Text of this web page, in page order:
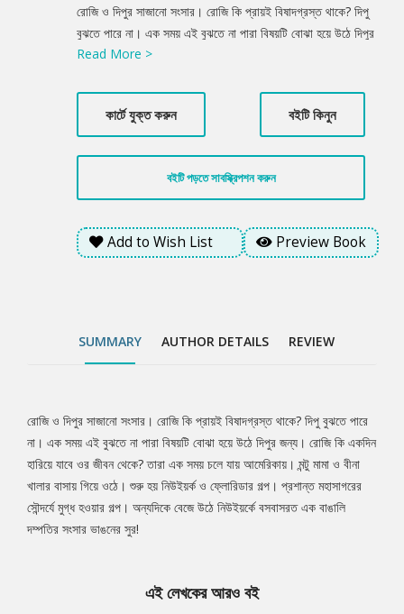
Summery
রোজি ও দিপুর সাজানো সংসার। রোজি কি প্রায়ই বিষাদগ্রস্ত থাকে? দিপু
বুঝতে পারে না। এক সময় এই বুঝতে না পারা বিষয়টি বোঝা হয়ে উঠে দিপুর
জন্য। রোজি কি একদিন হারিয়ে যাবে ওর জীবন থেকে? তারা এক সময় চলে যায়
ফ্লোরিডার গল্প। প্রশান্ত মহাসাগরের সৌন্দর্যে মুগ্ধ হওয়ার গল্প। অন্যদিকে
বেজে উঠে নিউইয়র্কে বসবাসরত এক বাঙালি দম্পতির সংসার ভাঙনের সুর!
Read More >
কার্টে যুক্ত করুন বইটি কিনুন
বইটি পড়তে সাবস্ক্রিপশন করুন
Add to Wish List Preview Book
SUMMARY AUTHOR DETAILS REVIEW
Tab
Article
রোজি ও দিপুর সাজানো সংসার। রোজি কি প্রায়ই বিষাদগ্রস্ত থাকে? দিপু বুঝতে পারে
না। এক সময় এই বুঝতে না পারা বিষয়টি বোঝা হয়ে উঠে দিপুর জন্য। রোজি কি একদিন
হারিয়ে যাবে ওর জীবন থেকে? তারা এক সময় চলে যায় আমেরিকায়। মন্টু মামা ও বীনা
খালার বাসায় গিয়ে ওঠে। শুরু হয় নিউইয়র্ক ও ফ্লোরিডার গল্প। প্রশান্ত মহাসাগরের
সৌন্দর্যে মুগ্ধ হওয়ার গল্প। অন্যদিকে বেজে উঠে নিউইয়র্কে বসবাসরত এক বাঙালি
দম্পতির সংসার ভাঙনের সুর!
এই লেখকের আরও বই